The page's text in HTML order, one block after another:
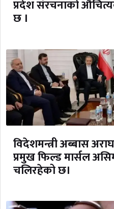
प्रदेश संरचनाको
छ ।
विदेशमन्त्री अब्बास
प्रमुख फिल्ड मार्सल
चलिरहेको छ।